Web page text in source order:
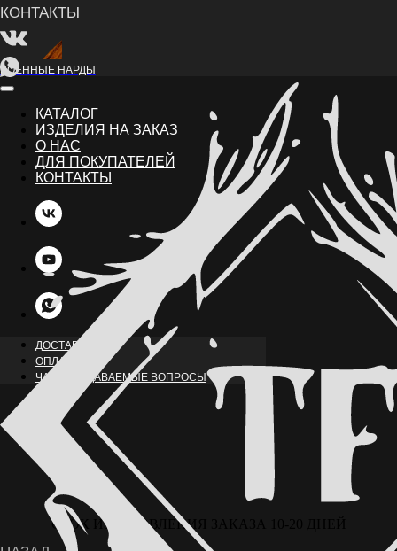
ВОЕННЫЕ НАРДЫ
КАТАЛОГ
ИЗДЕЛИЯ НА ЗАКАЗ
О НАС
ДЛЯ ПОКУПАТЕЛЕЙ
КОНТАКТЫ
ДОСТАВКА
ОПЛАТА
ЧАСТО ЗАДАВАЕМЫЕ ВОПРОСЫ
СРОК ИЗГОТОВЛЕНИЯ ЗАКАЗА 10-20 ДНЕЙ